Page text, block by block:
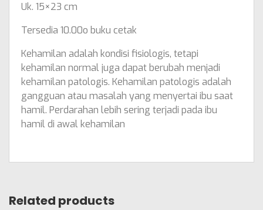
Uk. 15×23 cm
Tersedia 10.00o buku cetak
Kehamilan adalah kondisi fisiologis, tetapi
kehamilan normal juga dapat berubah menjadi
kehamilan patologis. Kehamilan patologis adalah
gangguan atau masalah yang menyertai ibu saat
hamil. Perdarahan lebih sering terjadi pada ibu
hamil di awal kehamilan
Related products